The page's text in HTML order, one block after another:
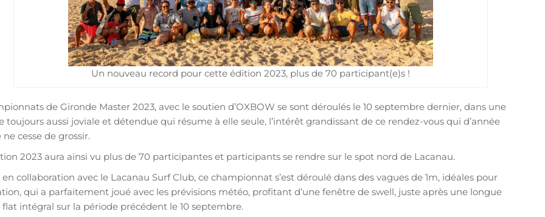
Un nouveau record pour cette édition 2023, plus de 70 participant(e)s !
de Gironde Master 2023, avec le soutien d’OXBOW se sont déroulés le 10 septembre dernier, dans une
toujours aussi joviale et détendue qui résume à elle seule, l’intérêt grandissant de ce rendez-vous qui d’année
cesse de grossir.
2023 aura ainsi vu plus de 70 participantes et participants se rendre sur le spot nord de Lacanau.
collaboration avec le Lacanau Surf Club, ce championnat s’est déroulé dans des vagues de 1m, idéales pour
qui a parfaitement joué avec les prévisions météo, profitant d’une fenêtre de swell, juste après une longue
flat intégral sur la période précédent le 10 septembre.